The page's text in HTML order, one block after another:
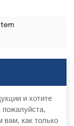
и хотите
вам, как только